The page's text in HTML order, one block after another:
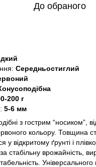
До обраного
Середньостиглий
200 г
5-6 мм
з гострим “носиком”,
кольору. Товщина
відкритому ґрунті і
стабільну врожайність,
Універсального